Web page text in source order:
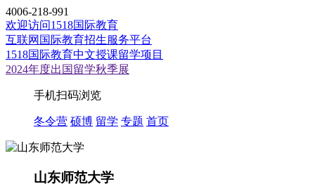
4006-218-991
欢迎访问1518国际教育
互联网国际教育招生服务平台
1518国际教育中文授课留学项目
2024年度出国留学秋季展
手机扫码浏览
冬令营 硕博 留学 专题 首页
山东师范大学